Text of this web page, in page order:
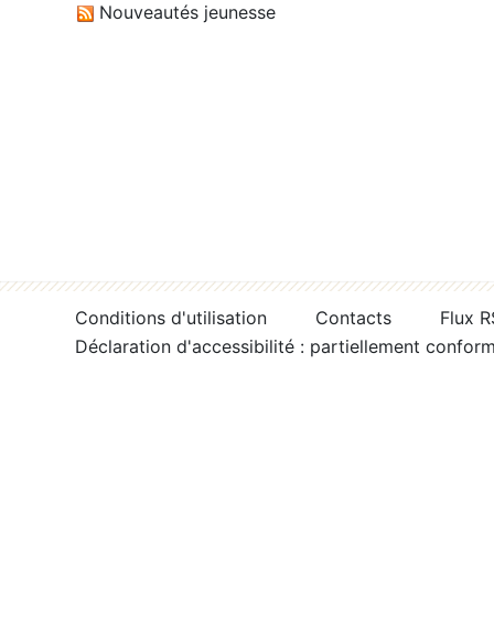
Nouveautés jeunesse
Conditions d'utilisation Contacts
Flux
Déclaration d'accessibilité : partiellement